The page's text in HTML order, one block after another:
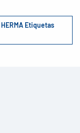
Etiquetas